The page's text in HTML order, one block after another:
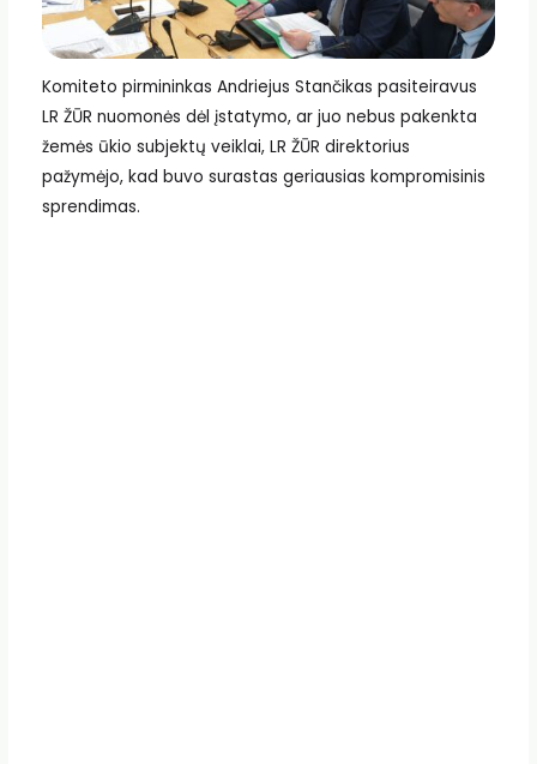
Komiteto pirmininkas Andriejus Stančikas pasiteiravus
LR ŽŪR nuomonės dėl įstatymo, ar juo nebus pakenkta
žemės ūkio subjektų veiklai, LR ŽŪR direktorius
pažymėjo, kad buvo surastas geriausias kompromisinis
sprendimas.